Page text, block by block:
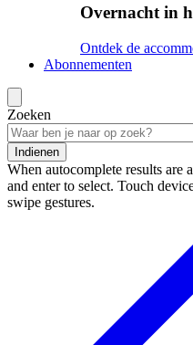
Overnacht in
Ontdek de
Abonnementen
Zoeken
Indienen
When autocomplete results are
and enter to select. Touch
swipe gestures.